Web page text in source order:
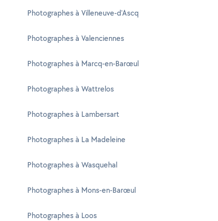
Photographes à Villeneuve-d'Ascq
Photographes à Valenciennes
Photographes à Marcq-en-Barœul
Photographes à Wattrelos
Photographes à Lambersart
Photographes à La Madeleine
Photographes à Wasquehal
Photographes à Mons-en-Barœul
Photographes à Loos